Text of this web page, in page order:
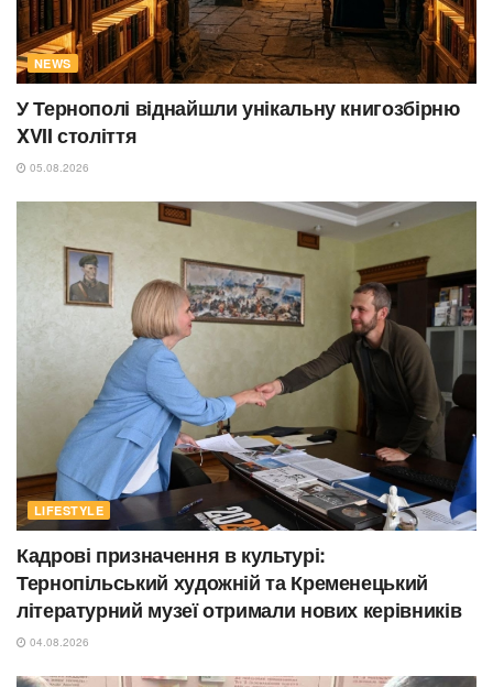
NEWS
У Тернополі віднайшли унікальну книгозбірню
XVII століття
05.08.2026
LIFESTYLE
Кадрові призначення в культурі:
Тернопільський художній та Кременецький
літературний музеї отримали нових керівників
04.08.2026